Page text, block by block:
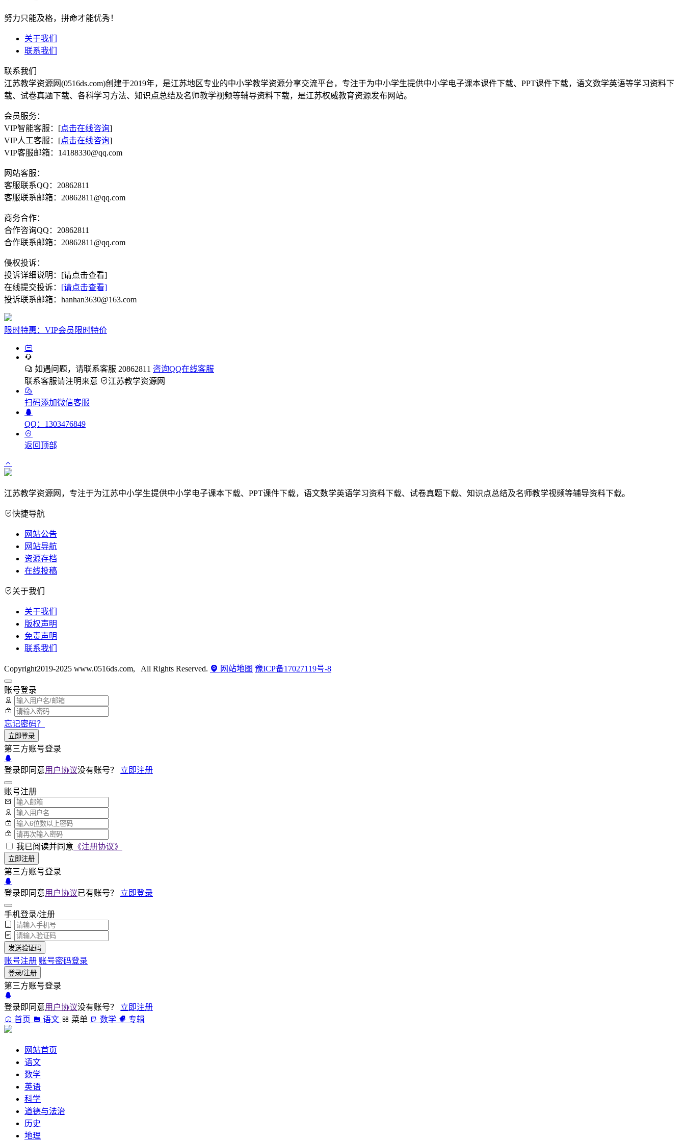
努力只能及格，拼命才能优秀！
关于我们
联系我们
联系我们
江苏教学资源网(0516ds.com)创建于2019年，是江苏地区专业的中小学教学资源分享交流平台，专注于为中小学生提供中小学电子课本课件下载、PPT课件下载，语文数学英语等学习资料下
载、试卷真题下载、各科学习方法、知识点总结及名师教学视频等辅导资料下载，是江苏权威教育资源发布网站。
会员服务：
VIP智能客服：[点击在线咨询]
VIP人工客服：[点击在线咨询]
VIP客服邮箱：14188330@qq.com
网站客服：
客服联系QQ：20862811
客服联系邮箱：20862811@qq.com
商务合作：
合作咨询QQ：20862811
合作联系邮箱：20862811@qq.com
侵权投诉：
投诉详细说明：[请点击查看]
在线提交投诉： [请点击查看]
投诉联系邮箱：hanhan3630@163.com
限时特惠：VIP会员限时特价
如遇问题，请联系客服 20862811 咨询QQ在线客服
联系客服请注明来意
江苏教学资源网
扫码添加微信客服
QQ：1303476849
返回顶部
江苏教学资源网，专注于为江苏中小学生提供中小学电子课本下载、PPT课件下载，语文数学英语学习资料下载、试卷真题下载、知识点总结及名师教学视频等辅导资料下载。
快捷导航
网站公告
网站导航
资源存档
在线投稿
关于我们
关于我们
版权声明
免责声明
联系我们
Copyright2019-2025 www.0516ds.com, All Rights Reserved. 网站地图 豫ICP备17027119号-8
账号登录
忘记密码？
立即登录
第三方账号登录
登录即同意用户协议没有账号？ 立即注册
账号注册
我已阅读并同意 《注册协议》
立即注册
第三方账号登录
登录即同意用户协议已有账号？ 立即登录
手机登录/注册
发送验证码
账号注册 账号密码登录
登录/注册
第三方账号登录
登录即同意用户协议没有账号？ 立即注册
首页
语文 菜单 数学 专辑
网站首页
语文
数学
英语
科学
道德与法治
历史
地理